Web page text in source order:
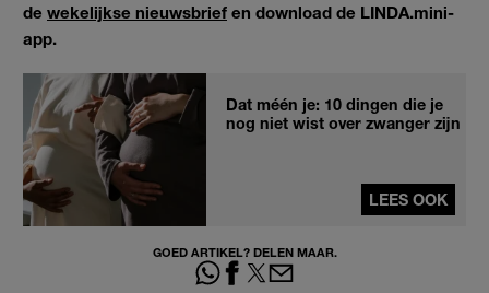
de wekelijkse nieuwsbrief en download de LINDA.mini-
app.
Dat méén je: 10 dingen die je
nog niet wist over zwanger zijn
LEES OOK
GOED ARTIKEL? DELEN MAAR.